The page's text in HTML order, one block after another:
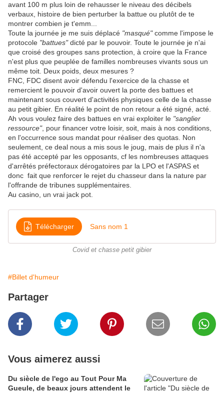
avant 100 m plus loin de rehausser le niveau des décibels
verbaux, histoire de bien perturber la battue ou plutôt de te
montrer combien je t'emm...
Toute la journée je me suis déplacé "masqué"comme l'impose le
protocole "battues"dicté par le pouvoir. Toute le journée je n'ai
que croisé des groupes sans protection, à croire que la France
n'est plus que peuplée de familles nombreuses vivants sous un
même toit. Deux poids, deux mesures ?
FNC, FDC disent avoir défendu l'exercice de la chasse et
remercient le pouvoir d'avoir ouvert la porte des battues et
maintenant sous couvert d'activités physiques celle de la chasse
au petit gibier. En réalité le point de non retour a été signé, acté.
Ah vous voulez faire des battues en vrai exploiter le "sanglier
ressource", pour financer votre loisir, soit, mais à nos conditions,
en l'occurrence sous mandat pour réaliser des quotas. Non
seulement, ce deal nous a mis sous le joug, mais de plus il n'a
pas été accepté par les opposants, cf les nombreuses attaques
d'arrêtés préfectoraux dérogatoires par la LPO et l'ASPAS et
donc fait que renforcer le rejet du chasseur dans la nature par
l'offrande de tribunes supplémentaires.
Au casino, un vrai jack pot.
Télécharger Sans nom 1
Covid et chasse petit gibier
#Billet d'humeur
Partager
Vous aimerez aussi
Du siècle de l'ego au Tout Pour Ma
Gueule, de beaux jours attendent le